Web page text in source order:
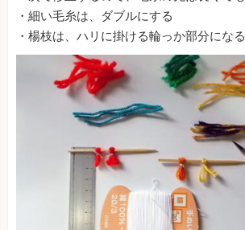
・細い毛糸は、ダブルにする
・楊枝は、ハリに掛ける輪っか部分になる